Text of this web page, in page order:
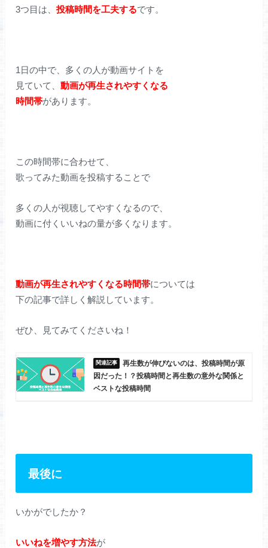
3つ目は、投稿時間を工夫するです。
1日の中で、多くの人が動画サイトを
見ていて、動画が再生されやすくなる
時間帯があります。
この時間帯に合わせて、
歌ってみた動画を投稿することで
多くの人が視聴してやすくなるので、
動画に付くいいねの量が多くなります。
動画が再生されやすくなる時間帯については
下の記事で詳しく解説しています。
ぜひ、見てみてくださいね！
再生数が伸びないのは、投稿時間が原
因だった！？投稿時間と再生数の意外な関係と
ベストな投稿時間
最後に
いかがでしたか？
いいねを増やす方法が